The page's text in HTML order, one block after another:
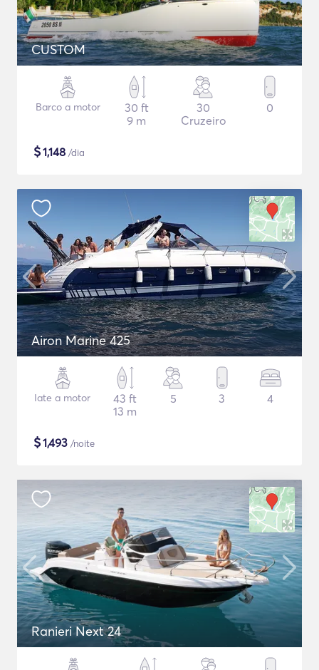
CUSTOM
Barco a motor
30 ft
9 m
30
Cruzeiro
0
$1,148 /dia
Airon Marine 425
Iate a motor
43 ft
13 m
5 3 4
$1,493 /noite
Ranieri Next 24